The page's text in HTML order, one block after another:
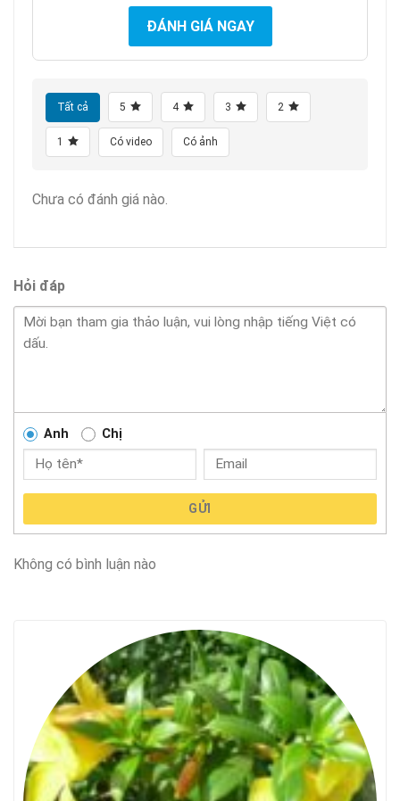
ĐÁNH GIÁ NGAY
Tất cả 5 4 3 2
1 Có video Có ảnh
Chưa có đánh giá nào.
Hỏi đáp
Anh Chị
GỬI
Không có bình luận nào